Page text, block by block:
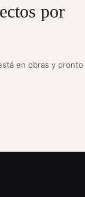
por
en obras y pronto